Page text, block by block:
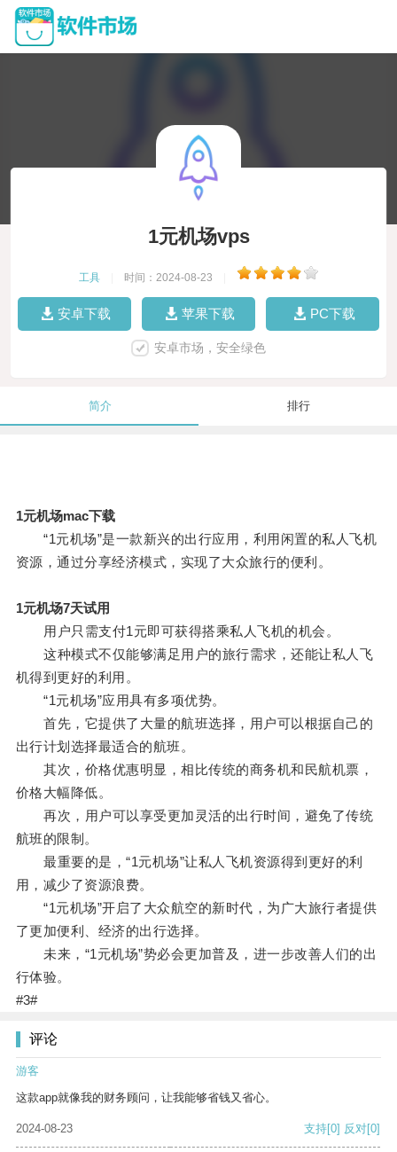
1元机场vps
工具 时间：2024-08-23
安卓下载 苹果下载 PC下载
安卓市场，安全绿色
简介 排行
1元机场mac下载
“1元机场”是一款新兴的出行应用，利用闲置的私人飞机
资源，通过分享经济模式，实现了大众旅行的便利。
1元机场7天试用
用户只需支付1元即可获得搭乘私人飞机的机会。
这种模式不仅能够满足用户的旅行需求，还能让私人飞
机得到更好的利用。
“1元机场”应用具有多项优势。
首先，它提供了大量的航班选择，用户可以根据自己的
出行计划选择最适合的航班。
其次，价格优惠明显，相比传统的商务机和民航机票，
价格大幅降低。
再次，用户可以享受更加灵活的出行时间，避免了传统
航班的限制。
最重要的是，“1元机场”让私人飞机资源得到更好的利
用，减少了资源浪费。
“1元机场”开启了大众航空的新时代，为广大旅行者提供
了更加便利、经济的出行选择。
未来，“1元机场”势必会更加普及，进一步改善人们的出
行体验。
#3#
评论
游客
这款app就像我的财务顾问，让我能够省钱又省心。
2024-08-23 支持[0] 反对[0]